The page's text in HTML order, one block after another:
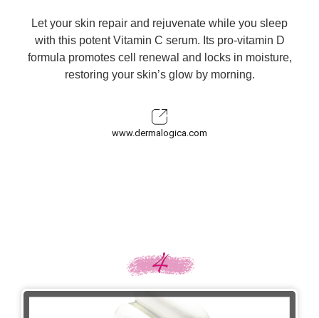
Let your skin repair and rejuvenate while you sleep
with this potent Vitamin C serum. Its pro-vitamin D
formula promotes cell renewal and locks in moisture,
restoring your skin’s glow by morning.
www.dermalogica.com